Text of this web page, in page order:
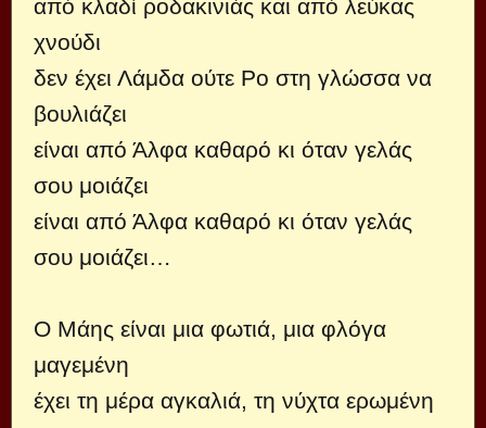
από κλαδί ροδακινιάς και από λεύκας
χνούδι
δεν έχει Λάμδα ούτε Ρο στη γλώσσα να
βουλιάζει
είναι από Άλφα καθαρό κι όταν γελάς
σου μοιάζει
είναι από Άλφα καθαρό κι όταν γελάς
σου μοιάζει…
Ο Μάης είναι μια φωτιά, μια φλόγα
μαγεμένη
έχει τη μέρα αγκαλιά, τη νύχτα ερωμένη